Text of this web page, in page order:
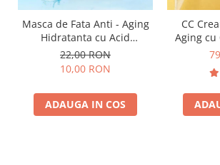
Masca de Fata Anti - Aging
Hidratanta cu Acid
Hyaluronic 1 buc x 25g - Dr.
Rashel Hyaluronic Acid
22,00 RON
10,00 RON
ADAUGA IN COS
CC
Aging cu
Dr.